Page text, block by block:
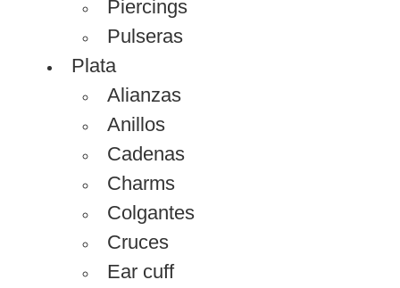
Piercings
Pulseras
Plata
Alianzas
Anillos
Cadenas
Charms
Colgantes
Cruces
Ear cuff